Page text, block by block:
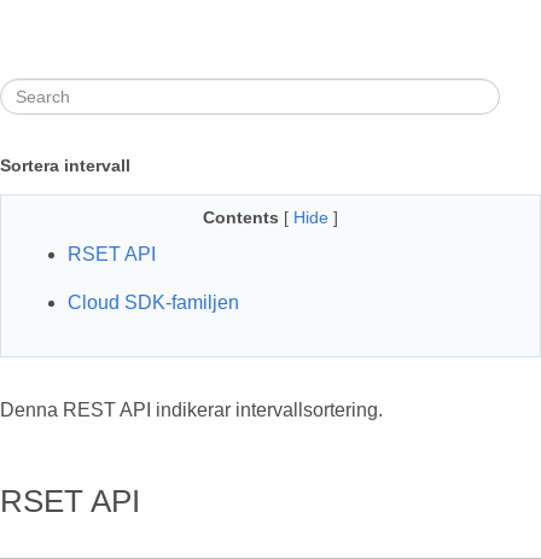
Sortera intervall
Contents [ Hide ]
RSET API
Cloud SDK-familjen
Denna REST API indikerar intervallsortering.
RSET API